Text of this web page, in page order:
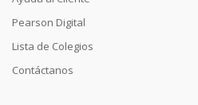
Pearson Digital
Lista de Colegios
Contáctanos